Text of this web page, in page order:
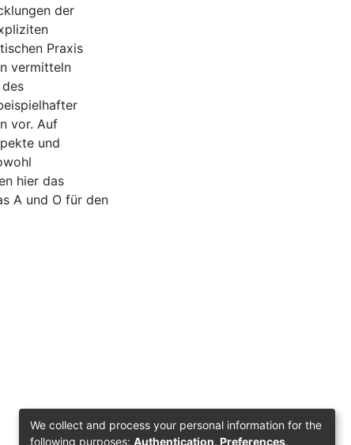
der
Praxis
vermitteln
vor. Auf
und
hier das
A und O für den
We collect and process your personal information for the
following purposes: Authentication, Preferences,